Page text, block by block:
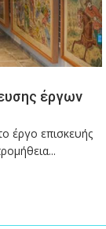
έργων
έργο επισκευής